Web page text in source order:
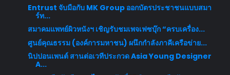
Entrust จับมือกับ MK Group ออกบัตรประชาชนแบบสมา
ร์ท...
สมาคมแพทย์ผิวหนังฯ เชิญรับชมเพจเฟซบุ๊ก “ครบเครื่อง...
ศูนย์คุณธรรม (องค์การมหาชน) ผนึกกำลังภาคีเครือข่าย...
นิปปอนเพนต์ สานต่อเวทีประกวด Asia Young Designer
A...